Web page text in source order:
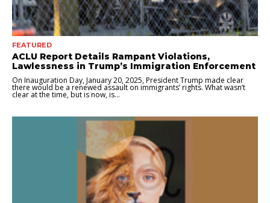
FEATURED
ACLU Report Details Rampant Violations,
Lawlessness in Trump’s Immigration Enforcement
On Inauguration Day, January 20, 2025, President Trump made clear
there would be a renewed assault on immigrants’ rights. What wasn’t
clear at the time, but is now, is...